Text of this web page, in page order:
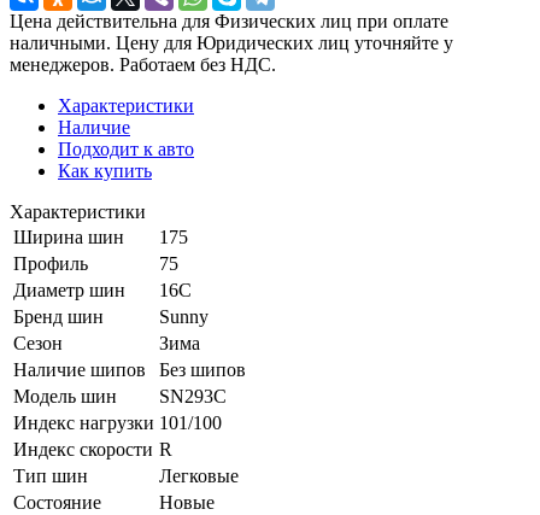
Цена действительна для Физических лиц при оплате
наличными. Цену для Юридических лиц уточняйте у
менеджеров. Работаем без НДС.
Характеристики
Наличие
Подходит к авто
Как купить
Характеристики
Ширина шин
175
Профиль
75
Диаметр шин
16C
Бренд шин
Sunny
Сезон
Зима
Наличие шипов
Без шипов
Модель шин
SN293C
Индекс нагрузки 101/100
Индекс скорости R
Тип шин
Легковые
Состояние
Новые